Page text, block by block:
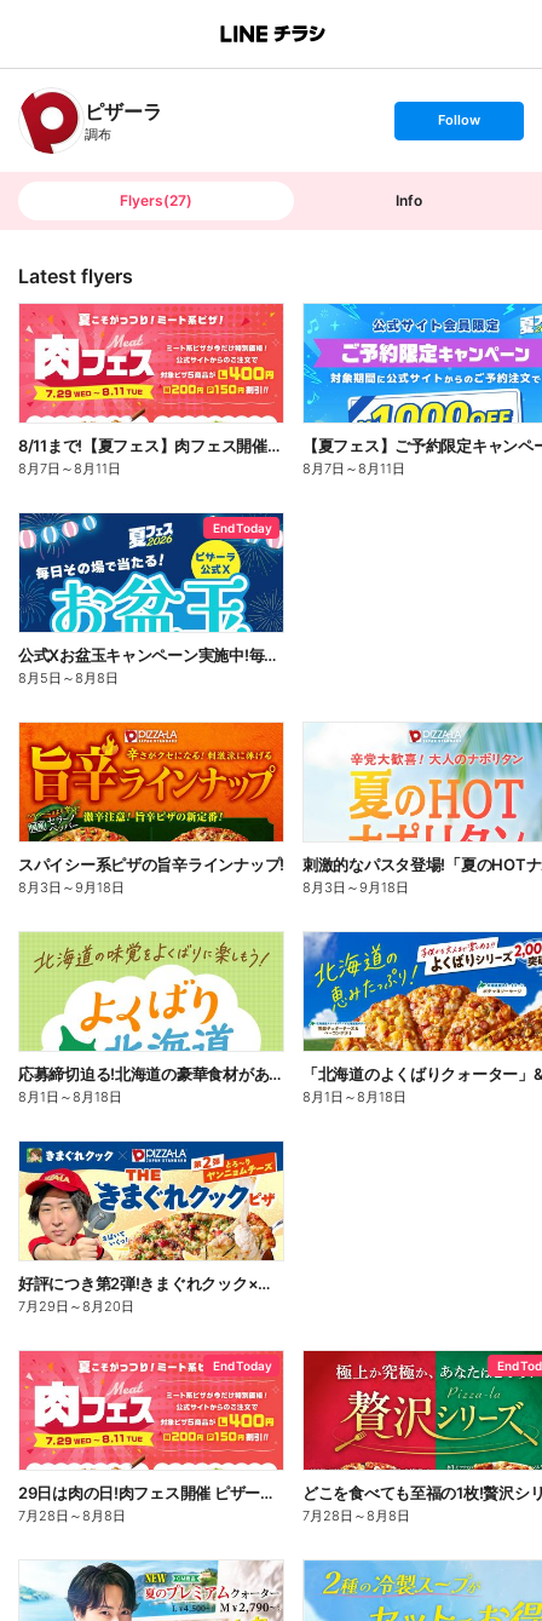
B
n
c
h
T
ピザーラ
調布
s
t
o
Follow
Flyers(27) Info
Latest flyers
8/11まで!【夏フェス】肉フェス開催中!
8月7日 ～8月11日
【夏フェス】ご予約限定キャンペ
8月7日 ～8月11日
End Today
公式Xお盆玉キャンペーン実施中!毎日その場で2,500円分のネットクーポンがあたる!
8月5日 ～8月8日
スパイシー系ピザの旨辛ラインナップ!
8月3日 ～9月18日 8月3日 ～9月18日
応募締切迫る!北海道の豪華食材があたるプレゼントキャンペーン
8月1日 ～8月18日 8月1日 ～8月18日
好評につき第2弾!きまぐれクック×ピザーラ コラボピザ新登場
7月29日 ～8月20日
End Today
29日は肉の日!肉フェス開催 ピザーラ自慢の肉ピザが今だけお得!
7月28日 ～8月8日
End
7月28日 ～8月8日